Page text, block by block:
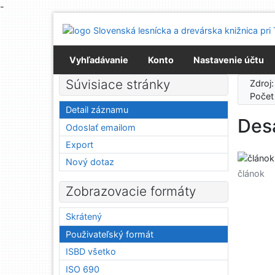
-
Prejsť na menu
Prehlásenie o webovej prístupnosti
Vyhľadávanie
Konto Nastavenie účtu
článok
Súvisiace stránky
Detail záznamu
Odoslať emailom
Export
Nový dotaz
Zobrazovacie formáty
Skrátený
Použivateľský formát
ISBD všetko
ISO 690